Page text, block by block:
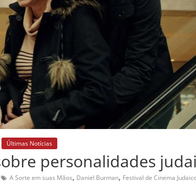
Últimas Notícias
personalidades
A Sorte em suas Mãos, Daniel Burman, Festival de Cinema